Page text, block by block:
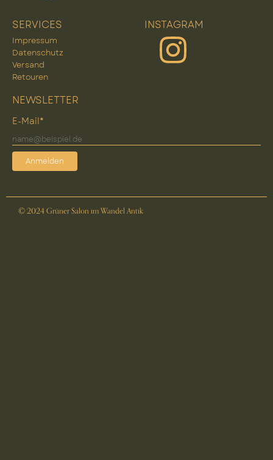
SERVICES
Impressum
Datenschutz
Versand
Retouren
INSTAGRAM
NEWSLETTER
E-Mail*
Anmelden
© 2024 Grüner Salon im Wandel Antik